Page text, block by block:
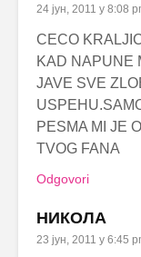
24 јун, 2011 у 8:08
CECO
KAD NAPUNE
JAVE SVE
PESMA MI JE
TVOG FANA
Odgovori
НИКОЛА
23 јун, 2011 у 6:45